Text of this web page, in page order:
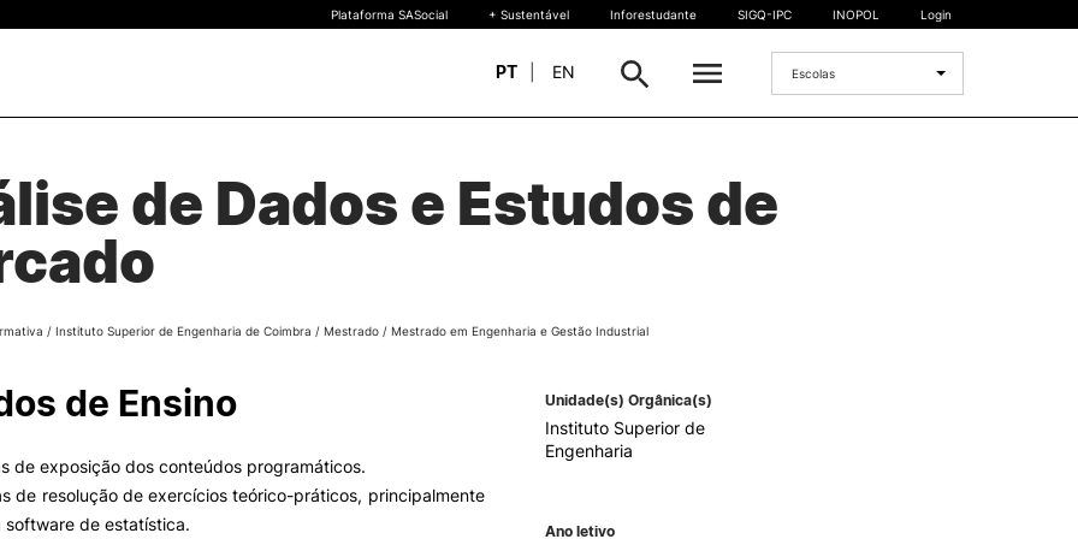
ESTUDAR
Calendários | Propinas
Bolsas de Mérito
FAQS
INTERNACIONAL
Plataforma SASocial + Sustentável Inforestudante SIGQ-IPC INOPOL Login
PT EN Escolas
de Dados e Estudos de
/ Instituto Superior de Engenharia de Coimbra / Mestrado / Mestrado em Engenharia e Gestão Industrial
de Ensino
de exposição dos conteúdos programáticos.
de resolução de exercícios teórico-práticos, principalmente
software de estatística.
Unidade(s) Orgânica(s)
Instituto Superior de
Engenharia
Ano letivo